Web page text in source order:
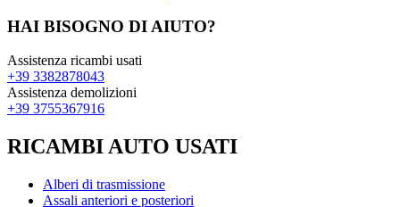
HAI BISOGNO DI AIUTO?
Assistenza ricambi usati
+39 3382878043
Assistenza demolizioni
+39 3755367916
RICAMBI AUTO USATI
Alberi di trasmissione
Assali anteriori e posteriori